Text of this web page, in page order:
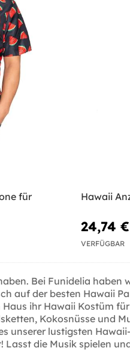
für
Hawaii
24,74 €
VERFÜGBAR
Bei Funidelia haben
auf der besten Hawaii
ihr Hawaii Kostüm
Kokosnüsse und
unserer lustigsten
die Musik spielen